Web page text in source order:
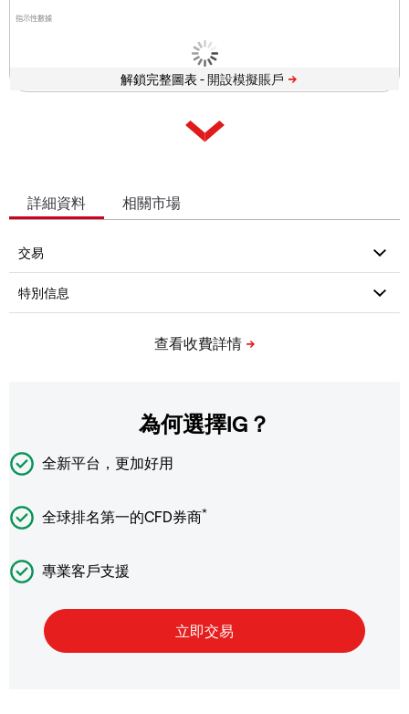
指示性數據
解鎖完整圖表 -
詳細資料 相關市場
為何選擇IG？
全新平台，更加好用
全球排名第一的CFD券商*
專業客戶支援